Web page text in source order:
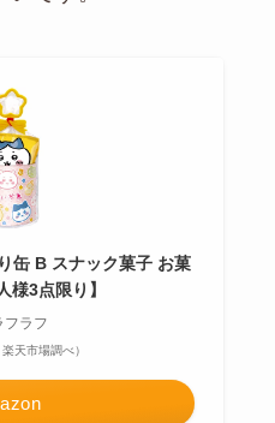
缶 B スナック菓子 お菓
3点限り】
ラフ
天市場調べ）